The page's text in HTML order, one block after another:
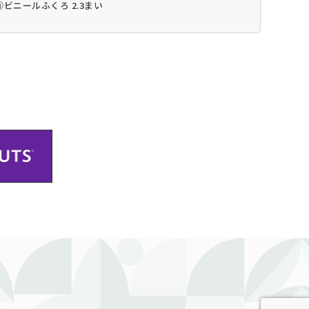
ニールふくろ 2.3まい